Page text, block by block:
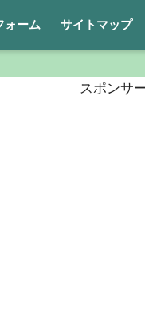
ォーム サイトマップ
スポンサ